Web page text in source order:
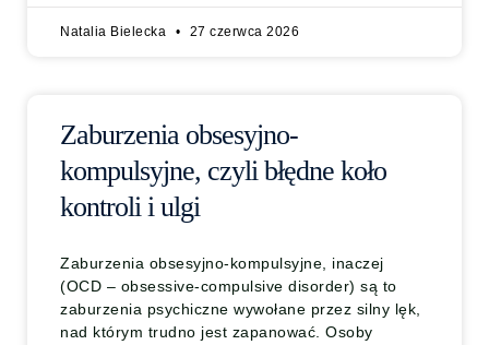
Natalia Bielecka 27 czerwca 2026
Zaburzenia obsesyjno-
kompulsyjne, czyli błędne koło
kontroli i ulgi
Zaburzenia obsesyjno-kompulsyjne, inaczej
(OCD – obsessive-compulsive disorder) są to
zaburzenia psychiczne wywołane przez silny lęk,
nad którym trudno jest zapanować. Osoby